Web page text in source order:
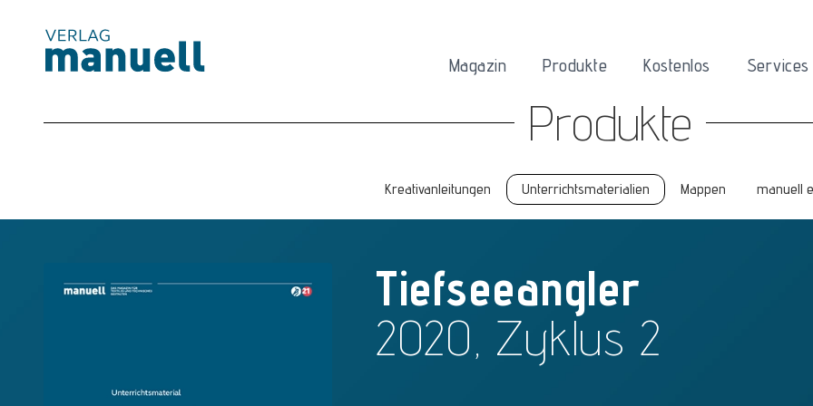
Magazin Produkte Kostenlos Services
Magazin
Services
Produkte
Kreativanleitungen Unterrichtsmaterialien Mappen manuell
Tiefseeangler
2020, Zyklus 2